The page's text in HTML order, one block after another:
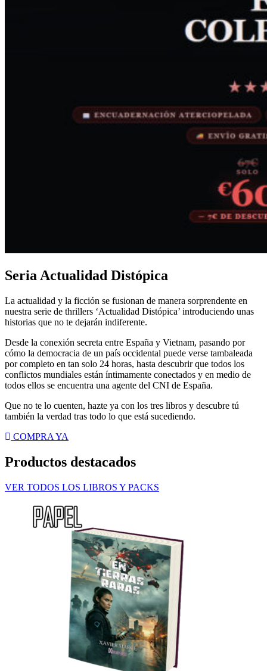
Seria Actualidad Distópica
La actualidad y la ficción se fusionan de manera sorprendente en
nuestra serie de thrillers ‘Actualidad Distópica’ introduciendo unas
historias que no te dejarán indiferente.
Desde la conexión secreta entre España y Vietnam, pasando por
cómo la democracia de un país occidental puede verse tambaleada
por completo en tan solo 24 horas, hasta descubrir que todos los
conflictos mundiales están íntimamente conectados y en medio de
todos ellos se encuentra una agente del CNI de España.
Que no te lo cuenten, hazte ya con los tres libros y descubre tú
también la verdad tras todo lo que está sucediendo.
COMPRA YA
Productos destacados
VER TODOS LOS LIBROS Y PACKS